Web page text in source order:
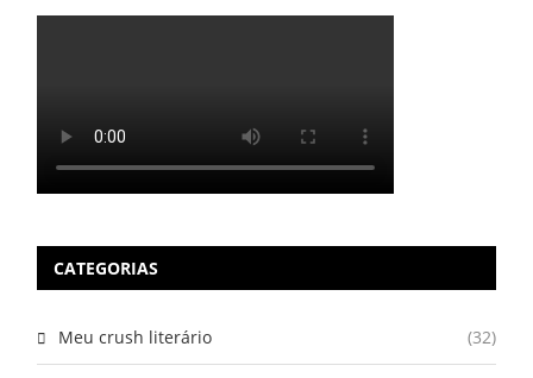
CATEGORIAS
Meu crush literário (32)